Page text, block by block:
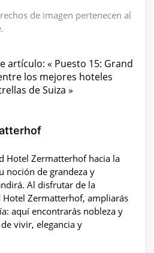
de imagen pertenecen al
artículo: « Puesto 15: Grand
los mejores hoteles
de Suiza »
Hotel Zermatterhof hacia la
noción de grandeza y
Al disfrutar de la
Zermatterhof, ampliarás
aquí encontrarás nobleza y
vivir, elegancia y